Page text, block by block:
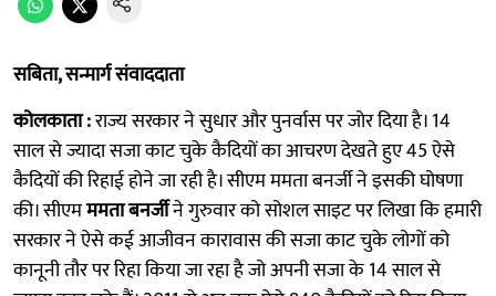
सबिता, सन्मार्ग संवाददाता
कोलकाता :राज्य सरकार ने सुधार और पुनर्वास पर जोर दिया है। 14
साल से ज्यादा सजा काट चुके कैदियों का आचरण देखते हुए 45 ऐसे
कैदियों की रिहाई होने जा रही है। सीएम ममता बनर्जी ने इसकी घोषणा
की। सीएमममता बनर्जीने गुरुवार को सोशल साइट पर लिखा कि हमारी
सरकार ने ऐसे कई आजीवन कारावास की सजा काट चुके लोगों को
कानूनी तौर पर रिहा किया जा रहा है जो अपनी सजा के 14 साल से